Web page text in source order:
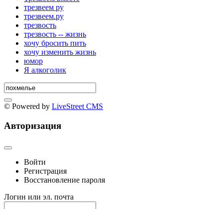
трезвеем ру
трезвеем.ру
трезвость
трезвость -- жизнь
хочу бросить пить
хочу изменить жизнь
юмор
Я алкоголик
© Powered by LiveStreet CMS
Авторизация
Войти
Регистрация
Восстановление пароля
Логин или эл. почта